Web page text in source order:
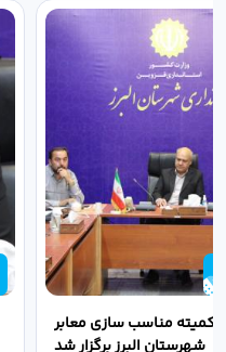
کمیته مناسب سازی معابر
شهرستان البرز برگزار شد